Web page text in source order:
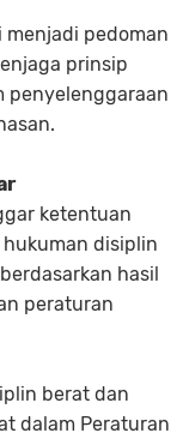
pedoman
prinsip
penyelenggaraan
ketentuan
disiplin
hasil
peraturan
berat dan
dalam Peraturan